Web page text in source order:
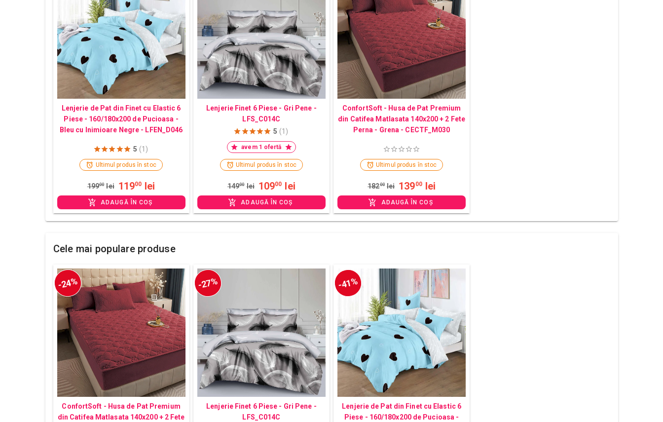
Lenjerie de Pat din Finet cu Elastic 6
Piese - 160/180x200 de Pucioasa -
Bleu cu Inimioare Negre - LFEN_D046
5 (1)
Ultimul produs în stoc
19900 lei 11900 lei
ADAUGĂ ÎN COȘ
Lenjerie Finet 6 Piese - Gri Pene -
LFS_C014C
5 (1)
avem 1 ofertă
Ultimul produs în stoc
14900 lei 10900 lei
ADAUGĂ ÎN COȘ
ConfortSoft - Husa de Pat Premium
din Catifea Matlasata 140x200 + 2 Fete
Perna - Grena - CECTF_M030
Ultimul produs în stoc
18200 lei 13900 lei
ADAUGĂ ÎN COȘ
Cele mai populare produse
-24%
ConfortSoft - Husa de Pat Premium
din Catifea Matlasata 140x200 + 2 Fete
-27%
Lenjerie Finet 6 Piese - Gri Pene -
LFS_C014C
-41%
Lenjerie de Pat din Finet cu Elastic 6
Piese - 160/180x200 de Pucioasa -